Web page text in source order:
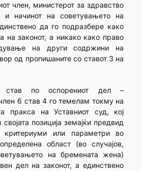
член, министерот за здравство
начинот на советувањето на
да го подразбере како
на законот, a никако како право
на други содржини на
од пропишаните со ставот 3 на
став по оспорениот дел –
6 став 4 го темелам токму на
пракса на Уставниот суд, кој
позиција земајќи предвид
критериуми или параметри во
област (во случајов,
на бремената жена)
дел на законот, а единствено